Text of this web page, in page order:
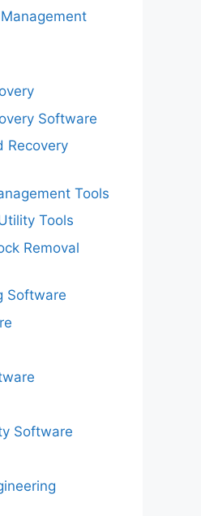
Software
Recovery
Tools
Tools
Removal
Software
Software